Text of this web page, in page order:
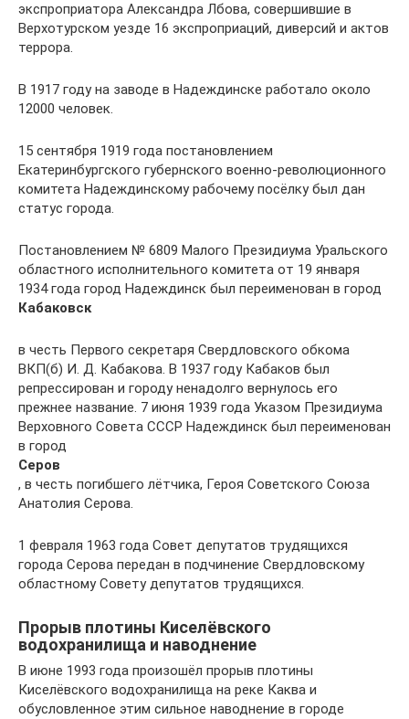
экспроприатора Александра Лбова, совершившие в
Верхотурском уезде 16 экспроприаций, диверсий и актов
террора.
В 1917 году на заводе в Надеждинске работало около
12000 человек.
15 сентября 1919 года постановлением
Екатеринбургского губернского военно-революционного
комитета Надеждинскому рабочему посёлку был дан
статус города.
Постановлением № 6809 Малого Президиума Уральского
областного исполнительного комитета от 19 января
1934 года город Надеждинск был переименован в город
Кабаковск
в честь Первого секретаря Свердловского обкома
ВКП(б) И. Д. Кабакова. В 1937 году Кабаков был
репрессирован и городу ненадолго вернулось его
прежнее название. 7 июня 1939 года Указом Президиума
Верховного Совета СССР Надеждинск был переименован
в город
Серов
, в честь погибшего лётчика, Героя Советского Союза
Анатолия Серова.
1 февраля 1963 года Совет депутатов трудящихся
города Серова передан в подчинение Свердловскому
областному Совету депутатов трудящихся.
Прорыв плотины Киселёвского
водохранилища и наводнение
В июне 1993 года произошёл прорыв плотины
Киселёвского водохранилища на реке Каква и
обусловленное этим сильное наводнение в городе